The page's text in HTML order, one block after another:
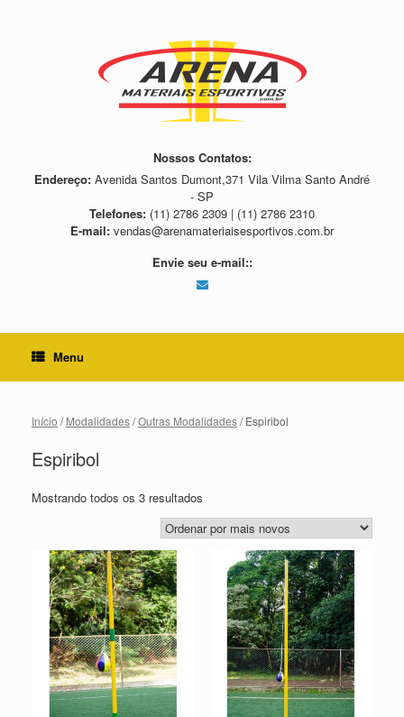
Nossos Contatos:
Endereço: Avenida Santos Dumont,371 Vila Vilma Santo André
- SP
Telefones: (11) 2786 2309 | (11) 2786 2310
E-mail: vendas@arenamateriaisesportivos.com.br
Envie seu e-mail::
Menu
Início /Modalidades/Outras Modalidades/ Espiribol
Espiribol
Mostrando todos os 3 resultados